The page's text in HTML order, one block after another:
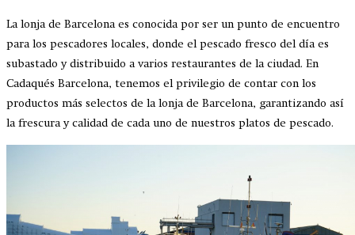
La lonja de Barcelona es conocida por ser un punto de encuentro
para los pescadores locales, donde el pescado fresco del día es
subastado y distribuido a varios restaurantes de la ciudad. En
Cadaqués Barcelona, tenemos el privilegio de contar con los
productos más selectos de la lonja de Barcelona, garantizando así
la frescura y calidad de cada uno de nuestros platos de pescado.